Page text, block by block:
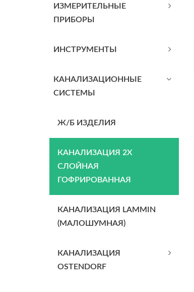
ИЗМЕРИТЕЛЬНЫЕ
ПРИБОРЫ
ИНСТРУМЕНТЫ
КАНАЛИЗАЦИОННЫЕ
СИСТЕМЫ
Ж/Б ИЗДЕЛИЯ
КАНАЛИЗАЦИЯ 2Х
СЛОЙНАЯ
ГОФРИРОВАННАЯ
КАНАЛИЗАЦИЯ LAMMIN
(МАЛОШУМНАЯ)
КАНАЛИЗАЦИЯ
OSTENDORF